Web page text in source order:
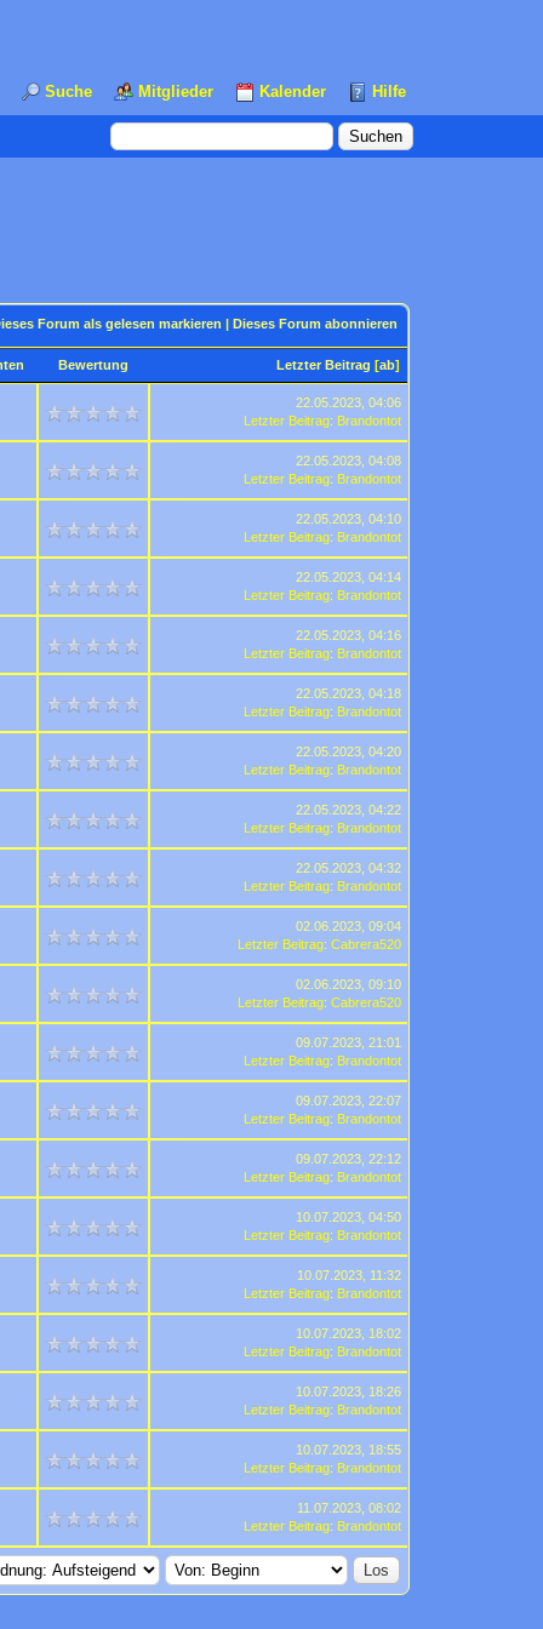
Suche Mitglieder Kalender Hilfe
Forum als gelesen markieren |Dieses Forum abonnieren
Bewertung Letzter Beitrag [ab]
22.05.2023, 04:06
Letzter Beitrag:Brandontot
22.05.2023, 04:08
Letzter Beitrag:Brandontot
22.05.2023, 04:10
Letzter Beitrag:Brandontot
22.05.2023, 04:14
Letzter Beitrag:Brandontot
22.05.2023, 04:16
Letzter Beitrag:Brandontot
22.05.2023, 04:18
Letzter Beitrag:Brandontot
22.05.2023, 04:20
Letzter Beitrag:Brandontot
22.05.2023, 04:22
Letzter Beitrag:Brandontot
22.05.2023, 04:32
Letzter Beitrag:Brandontot
02.06.2023, 09:04
Letzter Beitrag:Cabrera520
02.06.2023, 09:10
Letzter Beitrag:Cabrera520
09.07.2023, 21:01
Letzter Beitrag:Brandontot
09.07.2023, 22:07
Letzter Beitrag:Brandontot
09.07.2023, 22:12
Letzter Beitrag:Brandontot
10.07.2023, 04:50
Letzter Beitrag:Brandontot
10.07.2023, 11:32
Letzter Beitrag:Brandontot
10.07.2023, 18:02
Letzter Beitrag:Brandontot
10.07.2023, 18:26
Letzter Beitrag:Brandontot
10.07.2023, 18:55
Letzter Beitrag:Brandontot
11.07.2023, 08:02
Letzter Beitrag:Brandontot